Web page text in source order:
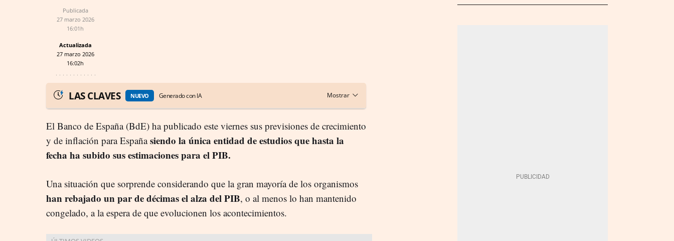
Publicada
27 marzo 2026
16:01h
Actualizada
27 marzo 2026
16:02h
LAS CLAVES NUEVO Generado con IA
El Banco de España (BdE) ha publicado este viernes sus previsiones de crecimiento
y de inflación para Españasiendo la única entidad de estudios que hasta la
fecha ha subido sus estimaciones para el PIB.
Una situación que sorprende considerando que la gran mayoría de los organismos
han rebajado un par de décimas el alza del PIB, o al menos lo han mantenido
congelado, a la espera de que evolucionen los acontecimientos.